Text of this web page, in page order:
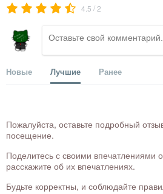
4.5 /2
Новые Лучшие Ранее
Пожалуйста, оставьте подробный
посещение.
Поделитесь с своими впечатлениями
расскажите об их впечатлениях.
Будьте корректны, и соблюдайте